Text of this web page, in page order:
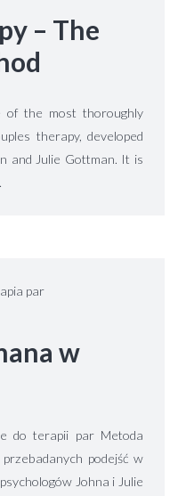
– The
of the most thoroughly
therapy, developed
and Julie Gottman. It is
par
w
do terapii par Metoda
podejść w
Johna i Julie